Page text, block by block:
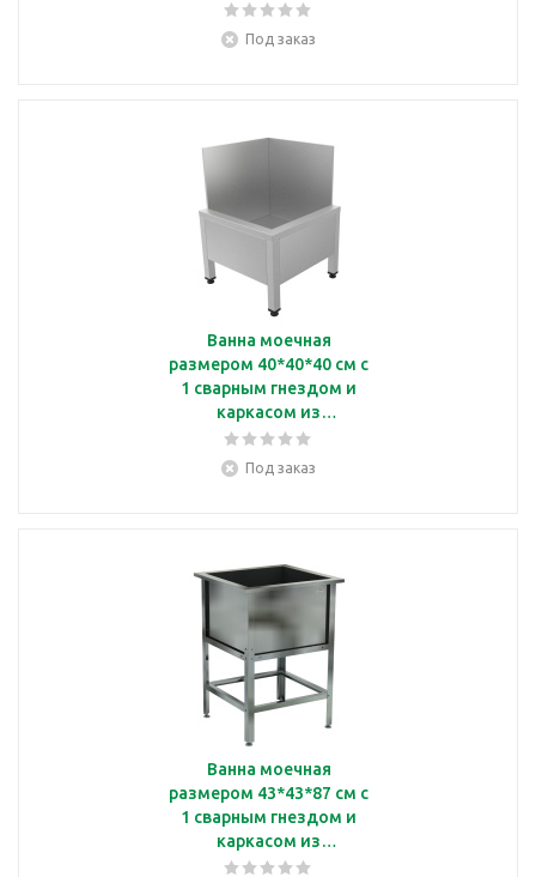
нержавеющей стали
Кобор ВМ/1-40/40
Под заказ
Ванна моечная
размером 40*40*40 см с
1 сварным гнездом и
каркасом из
нержавеющей стали
Кобор ВМБ/1-40/40
Под заказ
Ванна моечная
размером 43*43*87 см с
1 сварным гнездом и
каркасом из
нержавеющей стали